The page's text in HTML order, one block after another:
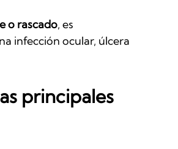
o rascado, es
infección ocular, úlcera
principales